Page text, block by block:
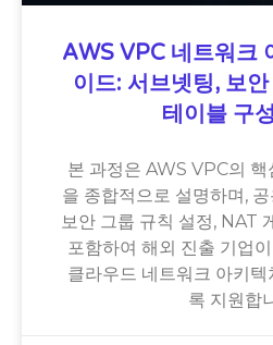
AWS VPC 네트워크
이드: 서브넷팅, 보
테이블 구
본 과정은 AWS VPC의 핵
을 종합적으로 설명하며,
보안 그룹 규칙 설정, NAT
포함하여 해외 진출 기업
클라우드 네트워크 아키
록 지원합